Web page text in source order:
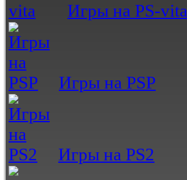
Игры на PS-vita
Игры на PSP
Игры на PS2